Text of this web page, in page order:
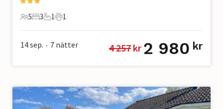
5 Gäster
5
3 Sovrum
3
1 Badrum
1
1 Husdjur
1
14 sep. • 7 nätter 4 257 kr 2 980 kr